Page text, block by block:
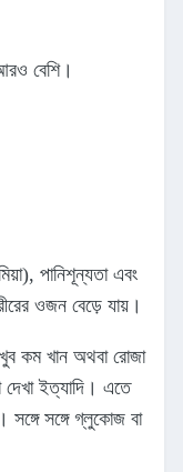
বেশি।
পানিশূন্যতা এবং
ওজন বেড়ে যায়।
কম খান অথবা রোজা
ইত্যাদি। এতে
সঙ্গে সঙ্গে গ্লুকোজ বা